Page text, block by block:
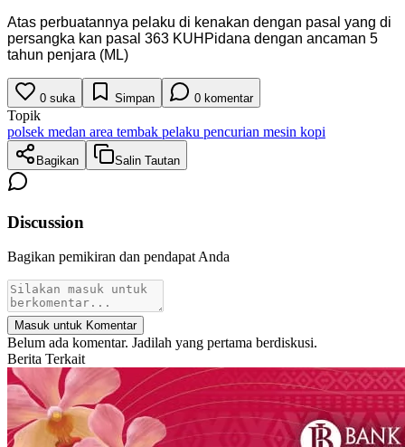
Atas perbuatannya pelaku di kenakan dengan pasal yang di
persangka kan pasal 363 KUHPidana dengan ancaman 5
tahun penjara (ML)
0 suka Simpan 0 komentar
Topik
polsek medan area tembak pelaku pencurian mesin kopi
Bagikan Salin Tautan
Discussion
Bagikan pemikiran dan pendapat Anda
Masuk untuk Komentar
Belum ada komentar. Jadilah yang pertama berdiskusi.
Berita Terkait